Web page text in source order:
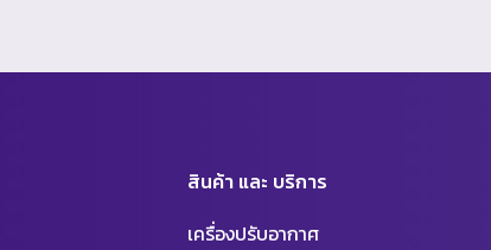
สินค้า และ บริการ
เครื่องปรับอากาศ